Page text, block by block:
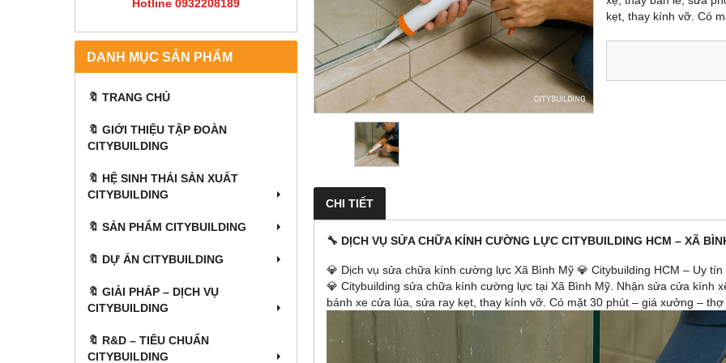
Hotline 0932208189
DANH MỤC SẢN PHẨM
🔖 TRANG CHỦ
🔖 GIỚI THIỆU TẬP ĐOÀN
CITYBUILDING
🔖 HỆ SINH THÁI SẢN XUẤT
CITYBUILDING
🔖 SẢN PHẨM CITYBUILDING
🔖 DỰ ÁN CITYBUILDING
🔖 GIẢI PHÁP – DỊCH VỤ
CITYBUILDING
🔖​​​​​​​ R&D – TIÊU CHUẨN
CITYBUILDING
kẹt, thay kính vỡ. Có
CHI TIẾT
🔧 DỊCH VỤ SỬA CHỮA KÍNH CƯỜNG LỰC CITYBUILDING HCM – XÃ
💎 Dịch vụ sửa chữa kính cường lực Xã Bình Mỹ 💎 Citybuilding HCM – Uy
💎 Citybuilding sửa chữa kính cường lực tại Xã Bình Mỹ. Nhận sửa cửa kính
bánh xe cửa lùa, sửa ray kẹt, thay kính vỡ. Có mặt 30 phút – giá xưởng –